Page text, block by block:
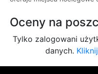
Oceny na
Tylko zalogowani
danych.